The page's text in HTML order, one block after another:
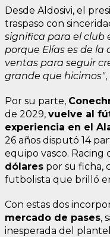
Desde Aldosivi, el
traspaso con
significa para el club
porque Elías es de la
ventas para seguir
grande que hicimos",
Por su parte,
de 2029, vuelve al
experiencia en el
26 años disputó 14
equipo vasco. Racing
dólares por su ficha,
futbolista que brilló
Con estas dos
mercado de pases,
inesperada del